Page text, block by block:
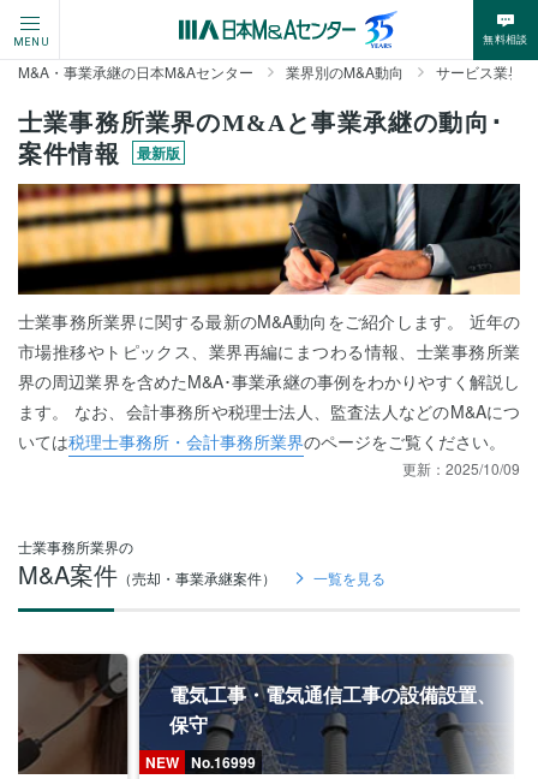
MENU 無料相談
M&A・事業承継の日本M&Aセンター 業界別のM&A動向 サービス業界
士業事務所業界のM&Aと事業承継の動向･
案件情報
最新版
士業事務所業界に関する最新のM&A動向をご紹介します。 近年の
市場推移やトピックス、業界再編にまつわる情報、士業事務所業
界の周辺業界を含めたM&A･事業承継の事例をわかりやすく解説し
ます。 なお、会計事務所や税理士法人、監査法人などのM&Aにつ
いては税理士事務所・会計事務所業界のページをご覧ください。
更新： 2025/10/09
士業事務所業界の
M&A案件 （売却・事業承継案件） 一覧を見る
NEW No.16999
電気工事・電気通信工事の設備設置、
保守